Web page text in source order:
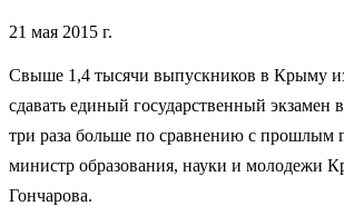
21 мая 2015 г.
Свыше 1,4 тысячи выпускников в Крыму
сдавать единый государственный экзамен
три раза больше по сравнению с прошлым
министр образования, науки и молодежи
Гончарова.